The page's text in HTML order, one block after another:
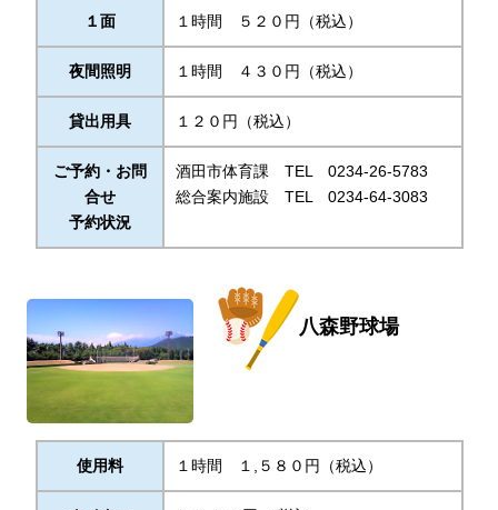
１面 １時間 ５２０円（税込）
夜間照明 １時間 ４３０円（税込）
貸出用具 １２０円（税込）
ご予約・お問
合せ
予約状況
酒田市体育課 TEL 0234-26-5783
総合案内施設 TEL 0234-64-3083
八森野球場
使用料 １時間 １,５８０円（税込）